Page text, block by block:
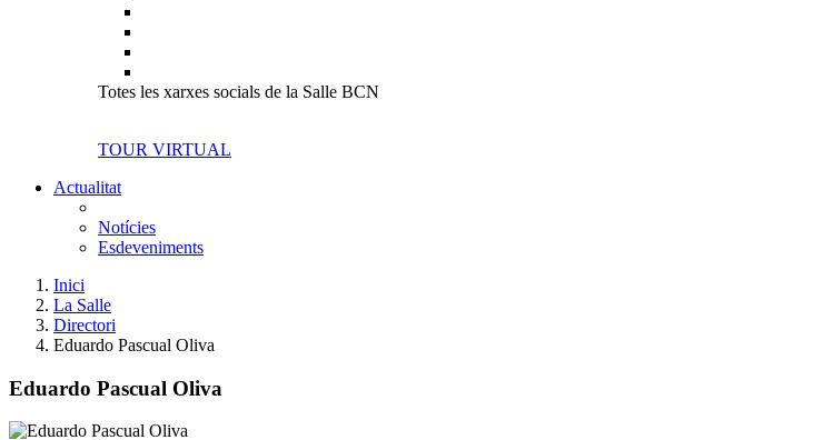
Totes les xarxes socials de la Salle BCN
TOUR VIRTUAL
Actualitat
Notícies
Esdeveniments
Inici
La Salle
Directori
Eduardo Pascual Oliva
Eduardo Pascual Oliva